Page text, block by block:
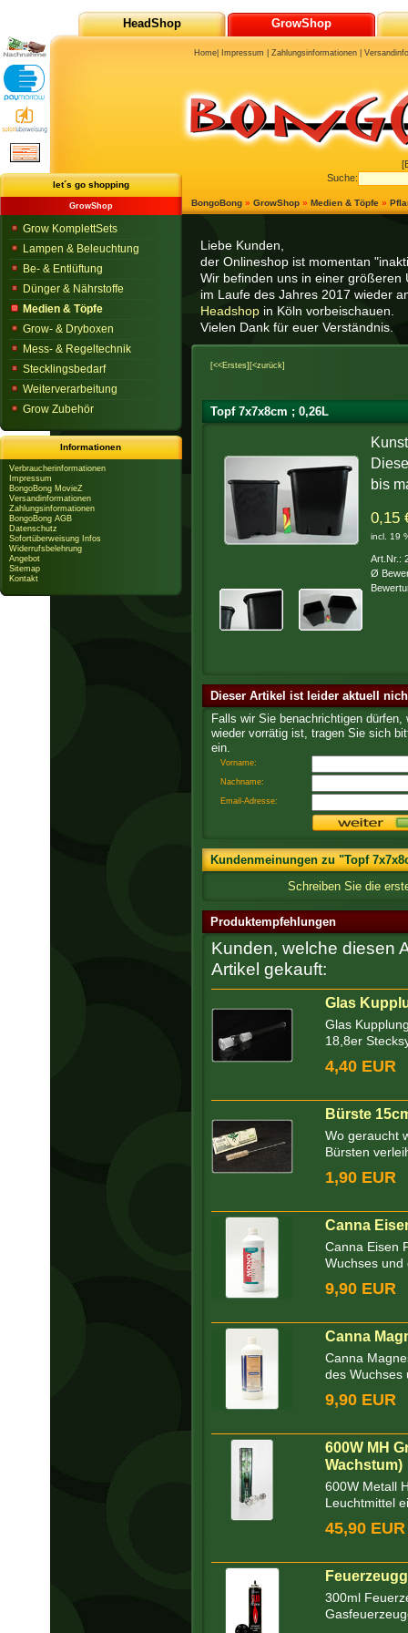
Liebe Kunden,
der Onlineshop ist momentan
Wir befinden uns in einer größeren
im Laufe des Jahres 2017 wieder
Headshop in Köln vorbeischauen.
Vielen Dank für euer Verständnis.
[<<Erstes] [<zurück]
Topf 7x7x8cm ; 0,26L
bis
0,15
incl. 19
Art.Nr.:
Ø
Dieser Artikel ist leider aktuell
Falls wir Sie benachrichtigen dürfen,
wieder vorrätig ist, tragen Sie sich
ein.
Vorname:
Nachname:
Email-Adresse:
Kundenmeinungen zu "Topf
Schreiben Sie die
Produktempfehlungen
Kunden, welche diesen
Artikel gekauft:
Glas
Glas
18,8er
4,40 EUR
Bürste
Wo geraucht
Bürsten
1,90 EUR
Canna
Canna Eisen
Wuchses und
9,90 EUR
Canna
Canna
des Wuchses
9,90 EUR
600W MH
Wachstum)
600W Metall
Leuchtmittel
45,90 EUR
300ml
BongoBong » GrowShop » Medien & Töpfe »
let´s go shopping
GrowShop
Grow KomplettSets
Lampen & Beleuchtung
Be- & Entlüftung
Dünger & Nährstoffe
Medien & Töpfe
Grow- & Dryboxen
Mess- & Regeltechnik
Stecklingsbedarf
Weiterverarbeitung
Grow Zubehör
Informationen
Verbraucherinformationen
Impressum
BongoBong MovieZ
Versandinformationen
Zahlungsinformationen
BongoBong AGB
Datenschutz
Sofortüberweisung Infos
Widerrufsbelehrung
Angebot
Sitemap
Kontakt
HeadShop GrowShop
Suche:
Home Impressum |Zahlungsinformationen |